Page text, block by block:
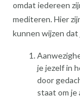
omdat iedereen
mediteren. Hier
kunnen wijzen
je jezelf in
door
staat om je